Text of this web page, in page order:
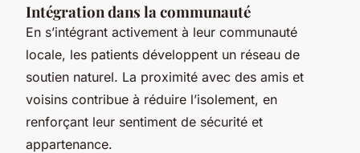
Intégration dans la communauté
En s’intégrant activement à leur communauté
locale, les patients développent un réseau de
soutien naturel. La proximité avec des amis et
voisins contribue à réduire l’isolement, en
renforçant leur sentiment de sécurité et
appartenance.